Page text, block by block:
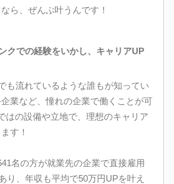
ら、ぜんぶ叶うんです！
クでの経験をいかし、キャリアUP
も流れているような誰もが知ってい
業など、憧れの企業で働くことが可
はの設備や立地で、理想のキャリア
す！
名の方が就業先の企業で直接雇用
り、年収も平均で50万円UPを叶え